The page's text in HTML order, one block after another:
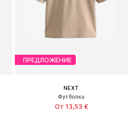
ПРЕДЛОЖЕНИЕ
NEXT
Футболка
От 13,53 €